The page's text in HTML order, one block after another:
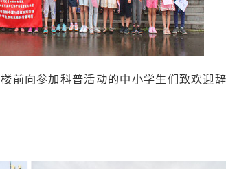
前向参加科普活动的中小学生们致欢迎